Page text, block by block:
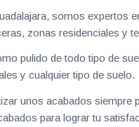
somos expertos
zonas residenciales y
pulido de todo tipo de
y cualquier tipo de suelo.
unos acabados
para lograr tu